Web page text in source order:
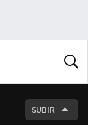
SUBIR